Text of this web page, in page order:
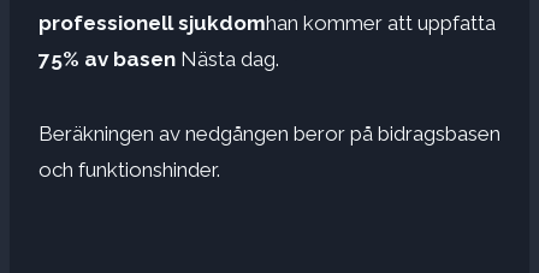
professionell sjukdomhan kommer att uppfatta
75% av basen Nästa dag.
Beräkningen av nedgången beror på bidragsbasen
och funktionshinder.